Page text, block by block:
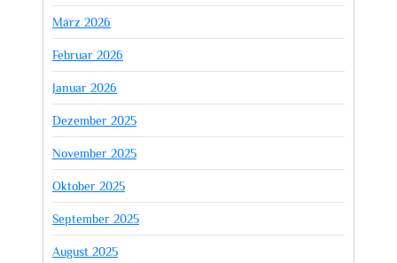
März 2026
Februar 2026
Januar 2026
Dezember 2025
November 2025
Oktober 2025
September 2025
August 2025